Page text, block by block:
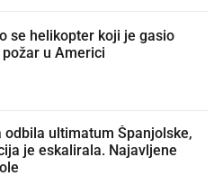
se helikopter koji je gasio
u Americi
odbila ultimatum Španjolske,
je eskalirala. Najavljene